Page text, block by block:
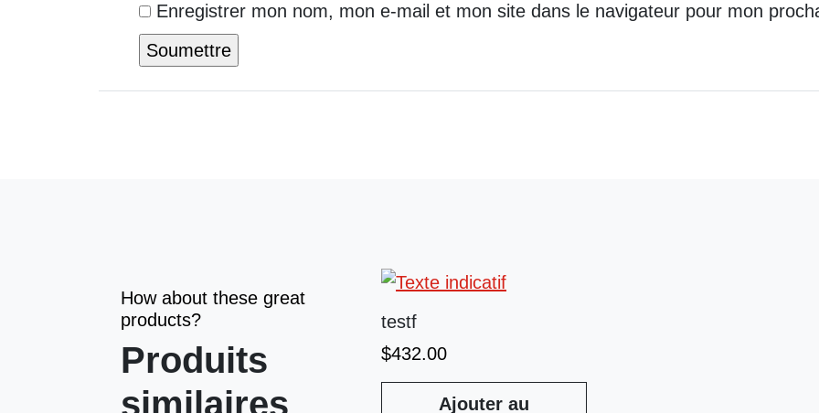
Enregistrer mon nom, mon e-mail et mon site dans le navigateur pour mon
How about these great
products?
Produits
similaires
testf
$432.00
Ajouter au